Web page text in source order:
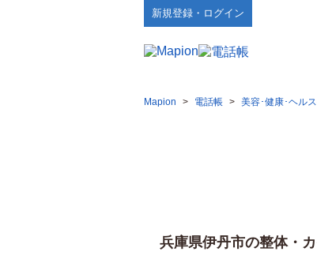
新規登録・ログイン
Mapion > 電話帳 > 美容･健康･ヘル
兵庫県伊丹市の整体・